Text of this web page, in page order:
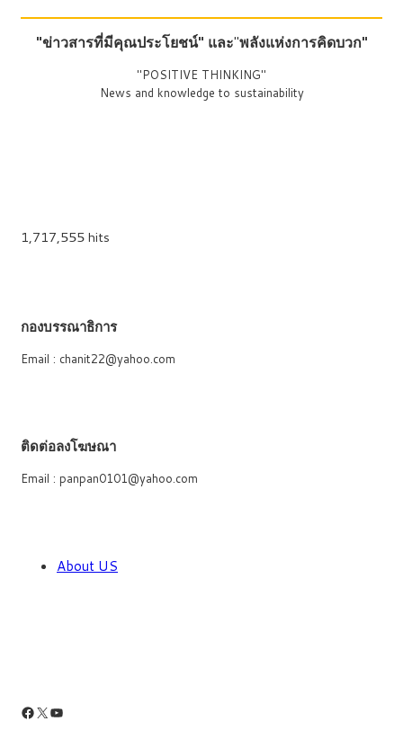
"ข่าวสารที่มีคุณประโยชน์" และ"พลังแห่งการคิดบวก"
"POSITIVE THINKING"
News and knowledge to sustainability
1,717,555 hits
กองบรรณาธิการ
Email : chanit22@yahoo.com
ติดต่อลงโฆษณา
Email : panpan0101@yahoo.com
About US
Facebook
X YouTube